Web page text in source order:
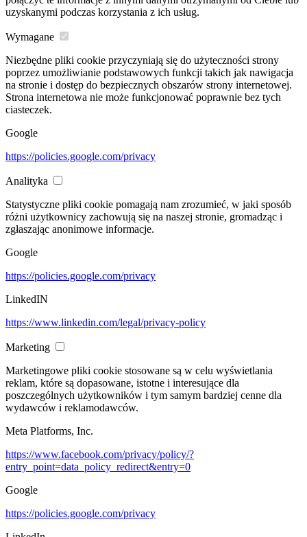
uzyskanymi podczas korzystania z ich usług.
Wymagane
Niezbędne pliki cookie przyczyniają się do użyteczności strony
poprzez umożliwianie podstawowych funkcji takich jak nawigacja
na stronie i dostęp do bezpiecznych obszarów strony internetowej.
Strona internetowa nie może funkcjonować poprawnie bez tych
ciasteczek.
Google
https://policies.google.com/privacy
Analityka
Statystyczne pliki cookie pomagają nam zrozumieć, w jaki sposób
różni użytkownicy zachowują się na naszej stronie, gromadząc i
zgłaszając anonimowe informacje.
Google
https://policies.google.com/privacy
LinkedIN
https://www.linkedin.com/legal/privacy-policy
Marketing
Marketingowe pliki cookie stosowane są w celu wyświetlania
reklam, które są dopasowane, istotne i interesujące dla
poszczególnych użytkowników i tym samym bardziej cenne dla
wydawców i reklamodawców.
Meta Platforms, Inc.
https://www.facebook.com/privacy/policy/?
entry_point=data_policy_redirect&entry=0
Google
https://policies.google.com/privacy